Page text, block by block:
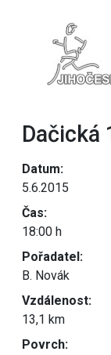
Dačická
Datum:
5.6.2015
Čas:
18:00 h
Pořadatel:
B. Novák
Vzdálenost:
13,1 km
Povrch: